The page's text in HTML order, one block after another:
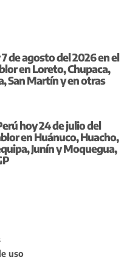
de agosto del 2026 en el
en Loreto, Chupaca,
San Martín y en otras
hoy 24 de julio del
en Huánuco, Huacho,
Junín y Moquegua,
uso